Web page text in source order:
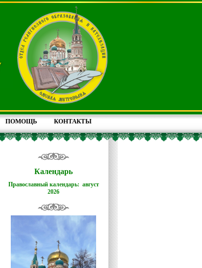
ПОМОЩЬ КОНТАКТЫ
Календарь
Православный календарь: август
2026